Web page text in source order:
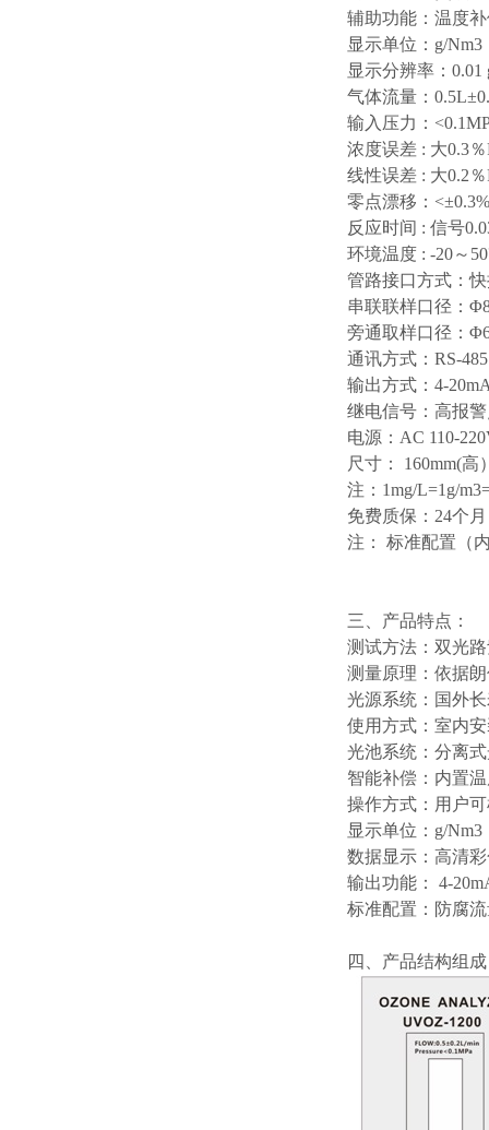
辅助功能：温度
显示单位：g/Nm3
显示分辨率：0.01
气体流量：
输入压力：
浓度误差 : 大0.3
线性误差 : 大0.2
零点漂移：
反应时间 : 信号
环境温度 : -20～
管路接口方式：
串联联样口径：
旁通取样口径：
通讯方式：RS-
输出方式：4-
继电信号：高报
电源：AC 110-
尺寸： 160mm(高
注：1mg/L=1g/
免费质保：24个
注： 标准配置（
三、产品特点：
测试方法：双光
测量原理：依据
光源系统：国外
使用方式：室内
光池系统：分离
智能补偿：内置
操作方式：用户
显示单位：g/Nm3
数据显示：高清
输出功能： 4-
标准配置：防腐
四、产品结构组成